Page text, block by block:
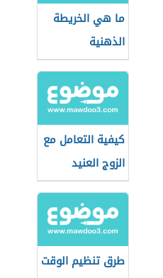
ما هي الخريطة
الذهنية
كيفية التعامل مع
الزوج العنيد
طرق تنظيم الوقت